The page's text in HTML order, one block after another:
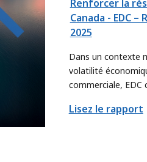
Renforcer la
Canada - EDC
2025
Dans un contexte
volatilité
commerciale, EDC
renouvelée. Nous
Lisez le rapport